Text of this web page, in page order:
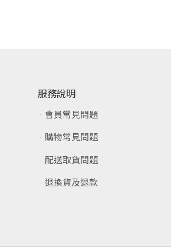
服務說明
會員常見問題
購物常見問題
配送取貨問題
退換貨及退款